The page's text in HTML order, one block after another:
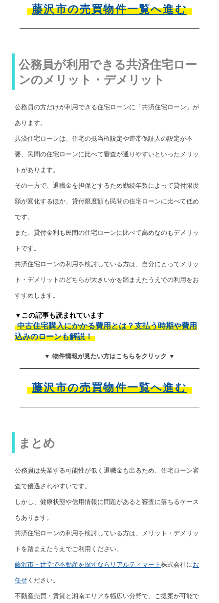
藤沢市の売買物件一覧へ進む
公務員が利用できる共済住宅ロー
ンのメリット・デメリット
公務員の方だけが利用できる住宅ローンに「共済住宅ローン」が
あります。
共済住宅ローンは、住宅の抵当権設定や連帯保証人の設定が不
要、民間の住宅ローンに比べて審査が通りやすいといったメリッ
トがあります。
その一方で、退職金を担保とするため勤続年数によって貸付限度
額が変化するほか、貸付限度額も民間の住宅ローンに比べて低め
です。
また、貸付金利も民間の住宅ローンに比べて高めなのもデメリッ
トです。
共済住宅ローンの利用を検討している方は、自分にとってメリッ
ト・デメリットのどちらが大きいかを踏まえたうえでの利用をお
すすめします。
▼この記事も読まれています
中古住宅購入にかかる費用とは？支払う時期や費用
込みのローンも解説！
▼ 物件情報が見たい方はこちらをクリック ▼
藤沢市の売買物件一覧へ進む
まとめ
公務員は失業する可能性が低く退職金も出るため、住宅ローン審
査で優遇されやすいです。
しかし、健康状態や信用情報に問題があると審査に落ちるケース
もあります。
共済住宅ローンの利用を検討している方は、メリット・デメリッ
トを踏まえたうえでご利用ください。
藤沢市・辻堂で不動産を探すなら リアルティマート 株式会社に お
任せ ください。
不動産売買・賃貸と湘南エリアを幅広い分野で、ご提案が可能で